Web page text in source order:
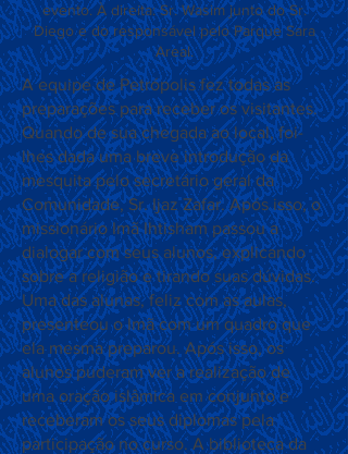
evento. À direita: Sr. Wasim junto do Sr.
Diego e do responsável pelo Parque Sara
Areal.
A equipe de Petrópolis fez todas as
preparações para receber os visitantes.
Quando de sua chegada ao local, foi-
lhes dada uma breve introdução da
mesquita pelo secretário geral da
Comunidade, Sr. Ijaz Zafar. Após isso, o
missionário Imã Ihtisham passou a
dialogar com seus alunos, explicando
sobre a religião e tirando suas dúvidas.
Uma das alunas, feliz com as aulas,
presenteou o Imã com um quadro que
ela mesma preparou. Após isso, os
alunos puderam ver a realização de
uma oração islâmica em conjunto e
receberam os seus diplomas pela
participação no curso. A biblioteca da